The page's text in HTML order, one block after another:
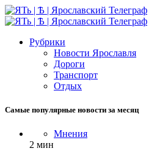
Рубрики
Новости Ярославля
Дороги
Транспорт
Отдых
Самые популярные новости за месяц
Мнения
2 мин